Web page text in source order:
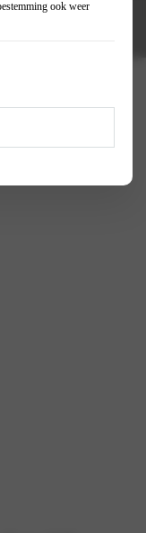
ook weer
die bij jou